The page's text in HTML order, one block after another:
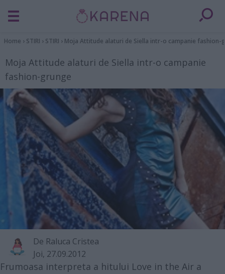
Home › STIRI › STIRI › Moja Attitude alaturi de Siella intr-o campanie fashion-
Moja Attitude alaturi de Siella intr-o campanie
fashion-grunge
De Raluca Cristea
Joi, 27.09.2012
Frumoasa interpreta a hitului Love in the Air a